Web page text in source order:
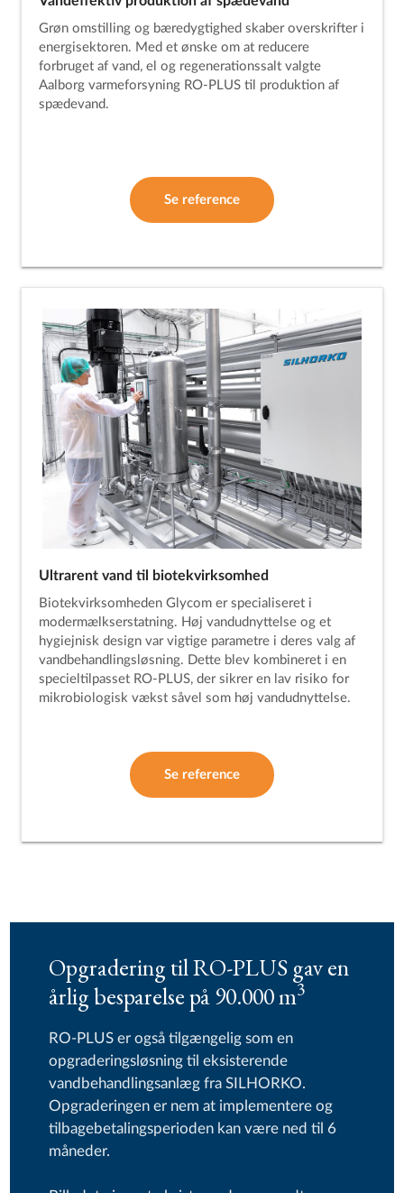
Grøn omstilling og bæredygtighed skaber overskrifter i
energisektoren. Med et ønske om at reducere
forbruget af vand, el og regenerationssalt valgte
Aalborg varmeforsyning RO-PLUS til produktion af
spædevand.
Se reference
Ultrarent vand til biotekvirksomhed
Biotekvirksomheden Glycom er specialiseret i
modermælkserstatning. Høj vandudnyttelse og et
hygiejnisk design var vigtige parametre i deres valg af
vandbehandlingsløsning. Dette blev kombineret i en
specieltilpasset RO-PLUS, der sikrer en lav risiko for
mikrobiologisk vækst såvel som høj vandudnyttelse.
Se reference
Opgradering til RO-PLUS gav en
årlig besparelse på 90.000 m3
RO-PLUS er også tilgængelig som en
opgraderingsløsning til eksisterende
vandbehandlingsanlæg fra SILHORKO.
Opgraderingen er nem at implementere og
tilbagebetalingsperioden kan være ned til 6
måneder.